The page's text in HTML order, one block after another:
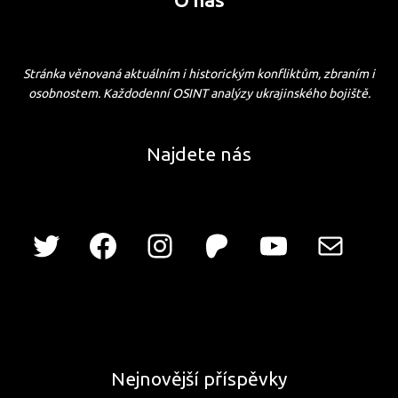
Stránka věnovaná aktuálním i historickým konfliktům, zbraním i
osobnostem. Každodenní OSINT analýzy ukrajinského bojiště.
Najdete nás
Nejnovější příspěvky